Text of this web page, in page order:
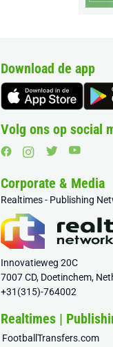
Download de app
Volg ons op social
Corporate & Media
Realtimes - Publishing
Innovatieweg 20C
7007 CD, Doetinchem,
+31(315)-764002
Realtimes |
FootballTransfers.com